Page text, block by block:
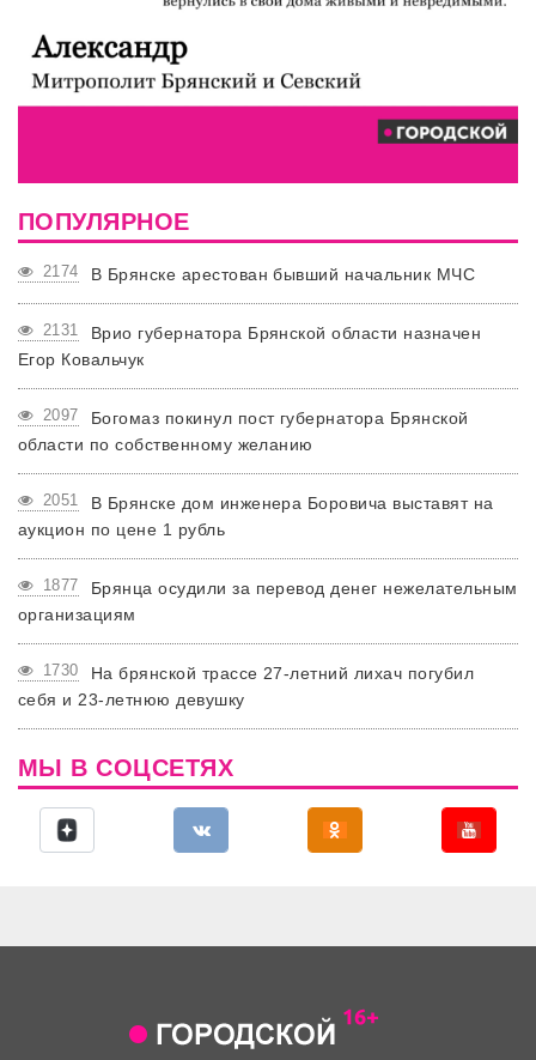
ПОПУЛЯРНОЕ
2174 В Брянске арестован бывший начальник МЧС
2131
Врио губернатора Брянской области назначен
Егор Ковальчук
2097
Богомаз покинул пост губернатора Брянской
области по собственному желанию
2051
В Брянске дом инженера Боровича выставят на
аукцион по цене 1 рубль
1877
Брянца осудили за перевод денег нежелательным
организациям
1730
На брянской трассе 27-летний лихач погубил
себя и 23-летнюю девушку
МЫ В СОЦСЕТЯХ